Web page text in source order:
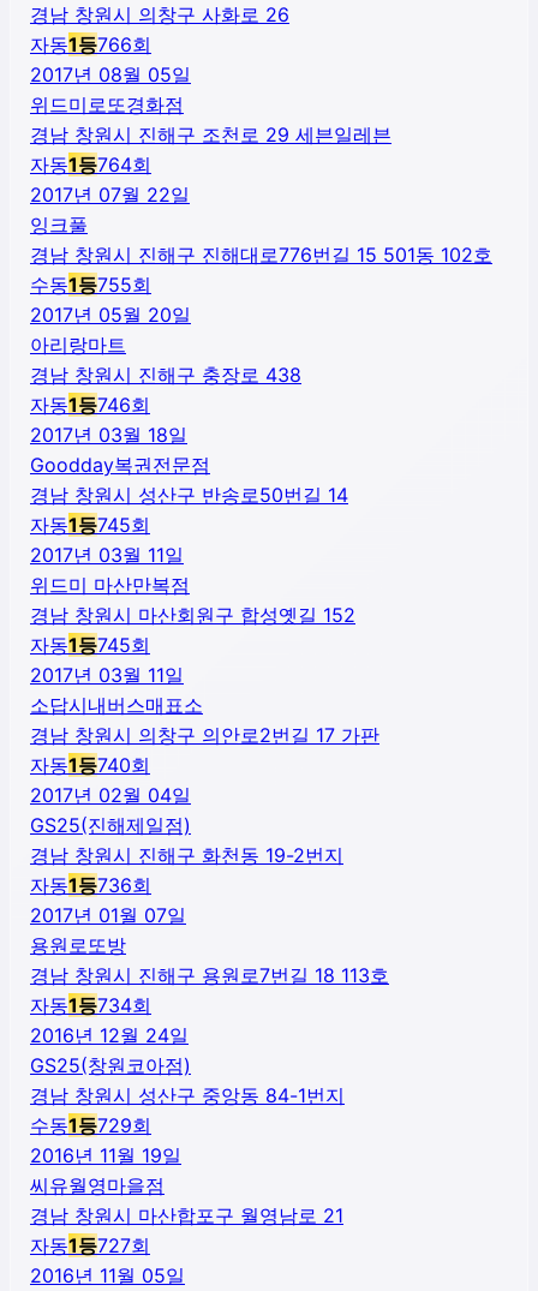
경남 창원시 의창구 사화로 26
자동1등766회
2017년 08월 05일
위드미로또경화점
경남 창원시 진해구 조천로 29 세븐일레븐
자동1등764회
2017년 07월 22일
잉크풀
경남 창원시 진해구 진해대로776번길 15 501동 102호
수동1등755회
2017년 05월 20일
아리랑마트
경남 창원시 진해구 충장로 438
자동1등746회
2017년 03월 18일
Goodday복권전문점
경남 창원시 성산구 반송로50번길 14
자동1등745회
2017년 03월 11일
위드미 마산만복점
경남 창원시 마산회원구 합성옛길 152
자동1등745회
2017년 03월 11일
소답시내버스매표소
경남 창원시 의창구 의안로2번길 17 가판
자동1등740회
2017년 02월 04일
GS25(진해제일점)
경남 창원시 진해구 화천동 19-2번지
자동1등736회
2017년 01월 07일
용원로또방
경남 창원시 진해구 용원로7번길 18 113호
자동1등734회
2016년 12월 24일
GS25(창원코아점)
경남 창원시 성산구 중앙동 84-1번지
수동1등729회
2016년 11월 19일
씨유월영마을점
경남 창원시 마산합포구 월영남로 21
자동1등727회
2016년 11월 05일